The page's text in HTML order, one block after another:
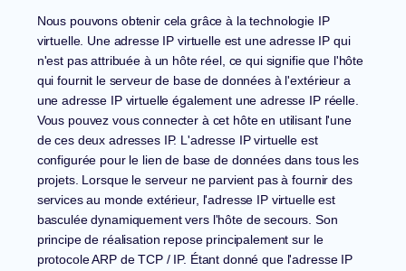
Nous pouvons obtenir cela grâce à la technologie IP
virtuelle. Une adresse IP virtuelle est une adresse IP qui
n'est pas attribuée à un hôte réel, ce qui signifie que l'hôte
qui fournit le serveur de base de données à l'extérieur a
une adresse IP virtuelle également une adresse IP réelle.
Vous pouvez vous connecter à cet hôte en utilisant l'une
de ces deux adresses IP. L'adresse IP virtuelle est
configurée pour le lien de base de données dans tous les
projets. Lorsque le serveur ne parvient pas à fournir des
services au monde extérieur, l'adresse IP virtuelle est
basculée dynamiquement vers l'hôte de secours. Son
principe de réalisation repose principalement sur le
protocole ARP de TCP / IP. Étant donné que l'adresse IP